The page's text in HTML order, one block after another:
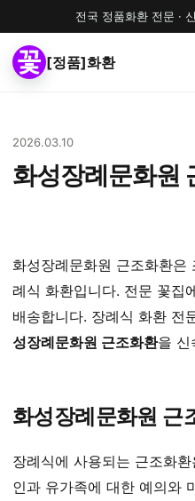
전국 정품화환 전문 ·
[정품]화환
2026.03.10
화성장례문화원
화성장례문화원 근조화환
례식 화환입니다. 전문 꽃집
배송합니다. 장례식 화환 전
성장례문화원 근조화환을 신
화성장례문화원 근
장례식에 사용되는 근조화
인과 유가족에 대한 예의와